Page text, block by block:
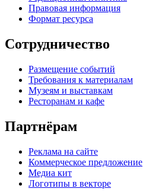
Правовая информация
Формат ресурса
Сотрудничество
Размещение событий
Требования к материалам
Музеям и выставкам
Ресторанам и кафе
Партнёрам
Реклама на сайте
Коммерческое предложение
Медиа кит
Логотипы в векторе